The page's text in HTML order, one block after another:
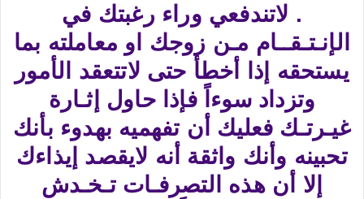
. لاتندفعي وراء رغبتك في
الإنـتـقــام مـن زوجك او معاملته بما
يستحقه إذا أخطأ حتى لاتتعقد الأمور
وتزداد سوءاً فإذا حاول إثـارة
غيـرتـك فعليك أن تفهميه بهدوء بأنك
تحبينه وأنك واثقة أنه لايقصد إيذاءك
إلا أن هذه التصرفـات تـخـدش